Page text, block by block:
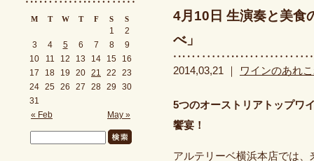
4月10日 生演奏と美食
べ」
2014,03,21 ｜ ワインのあれ
5つのオーストリアトップワ
饗宴！
アルテリーベ横浜本店では
M T W T F S S
« Feb May »
1
2
3
4 5 6 7 8
9
10
11 12 13 14 15
16
17
18 19 20 21 22
23
24 25 26 27 28 29
30
31